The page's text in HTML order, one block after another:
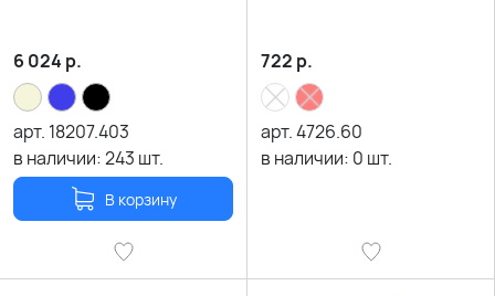
6 024 р.
арт. 18207.403
в наличии:243 шт.
В корзину
722 р.
арт.4726.60
в наличии: 0 шт.